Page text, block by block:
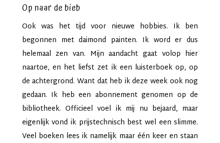
Op naar de bieb
Ook was het tijd voor nieuwe hobbies. Ik ben
begonnen met daimond painten. Ik word er dus
helemaal zen van. Mijn aandacht gaat volop hier
naartoe, en het liefst zet ik een luisterboek op, op
de achtergrond. Want dat heb ik deze week ook nog
gedaan. Ik heb een abonnement genomen op de
bibliotheek. Officieel voel ik mij nu bejaard, maar
eigenlijk vond ik prijstechnisch best wel een slimme.
Veel boeken lees ik namelijk maar één keer en staan